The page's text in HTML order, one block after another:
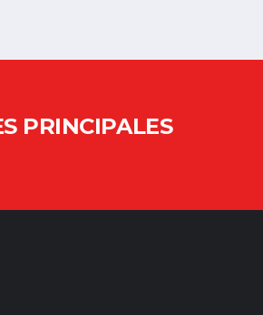
PRINCIPALES